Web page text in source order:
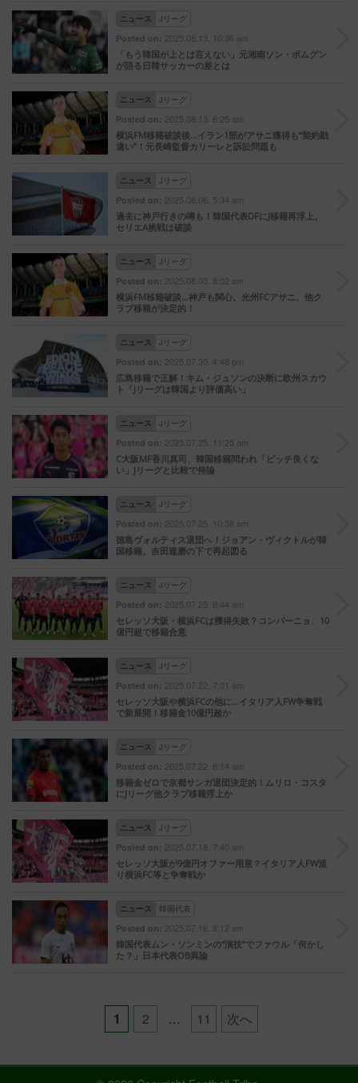
ニュース Jリーグ
Posted on: 2025.08.13. 10:36 am
「もう韓国が上とは言えない」元湘南ソン・ボムグン
が語る日韓サッカーの差とは
ニュース Jリーグ
Posted on: 2025.08.13. 6:25 am
横浜FM移籍破談後…イラン1部がアサニ獲得も“契約勘
違い”！元長崎監督カリーレと訴訟問題も
ニュース Jリーグ
Posted on: 2025.08.06. 5:34 am
過去に神戸行きの噂も！韓国代表DFにJ移籍再浮上。
セリエA挑戦は破談
ニュース Jリーグ
Posted on: 2025.08.03. 8:02 am
横浜FM移籍破談…神戸も関心。光州FCアサニ、他ク
ラブ移籍が決定的！
ニュース Jリーグ
Posted on: 2025.07.30. 4:48 pm
広島移籍で正解！キム・ジュソンの決断に欧州スカウ
ト「Jリーグは韓国より評価高い」
ニュース Jリーグ
Posted on: 2025.07.25. 11:25 am
C大阪MF香川真司、韓国移籍問われ「ピッチ良くな
い」Jリーグと比較で持論
ニュース Jリーグ
Posted on: 2025.07.25. 10:58 am
徳島ヴォルティス退団へ！ジョアン・ヴィクトルが韓
国移籍。吉田達磨の下で再起図る
ニュース Jリーグ
Posted on: 2025.07.25. 6:44 am
セレッソ大阪・横浜FCは獲得失敗？コンパーニョ、10
億円超で移籍合意
ニュース Jリーグ
Posted on: 2025.07.22. 7:01 am
セレッソ大阪や横浜FCの他に…イタリア人FW争奪戦
で新展開！移籍金10億円超か
ニュース Jリーグ
Posted on: 2025.07.22. 6:14 am
移籍金ゼロで京都サンガ退団決定的！ムリロ・コスタ
にJリーグ他クラブ移籍浮上か
ニュース Jリーグ
Posted on: 2025.07.18. 7:40 am
セレッソ大阪が9億円オファー用意？イタリア人FW巡
り横浜FC等と争奪戦か
ニュース 韓国代表
Posted on: 2025.07.16. 8:12 am
韓国代表ムン・ソンミンの“演技”でファウル「何かし
た？」日本代表OB異論
Posts
pagination
1 2 … 11 次へ